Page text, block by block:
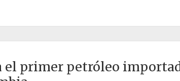
el primer petróleo